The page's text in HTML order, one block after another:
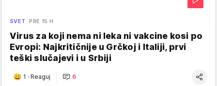
SVET PRE 15 H
Virus za koji nema ni leka ni vakcine kosi po
Evropi: Najkritičnije u Grčkoj i Italiji, prvi
teški slučajevi i u Srbiji
1 · Reaguj 6